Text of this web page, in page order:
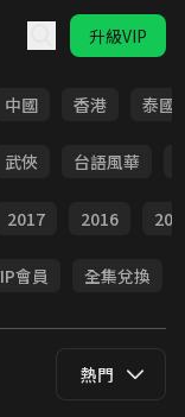
升級VIP
中國 香港 泰國
武俠 台語風華
2017 2016
會員 全集兌換
熱門